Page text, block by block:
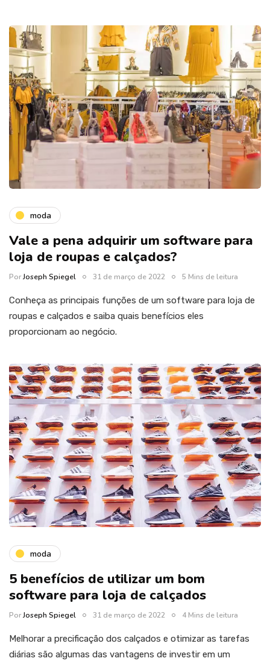
moda
Vale a pena adquirir um software para
loja de roupas e calçados?
PorJoseph Spiegel 31 de março de 2022 5 Mins de leitura
Conheça as principais funções de um software para loja de
roupas e calçados e saiba quais benefícios eles
proporcionam ao negócio.
moda
5 benefícios de utilizar um bom
software para loja de calçados
PorJoseph Spiegel 31 de março de 2022 4 Mins de leitura
Melhorar a precificação dos calçados e otimizar as tarefas
diárias são algumas das vantagens de investir em um